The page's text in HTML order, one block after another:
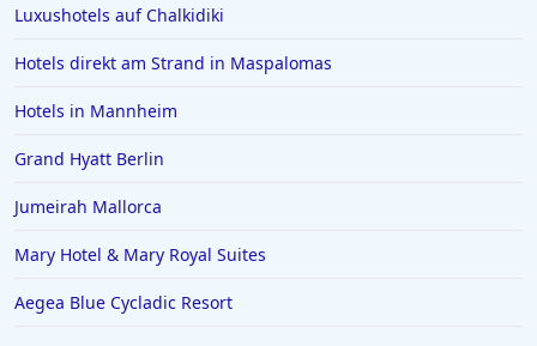
Hotels auf Ibiza
Hotels in Stralsund
Hotels in Warendorf
Hotels in Paderborn
Hotels in Hohenlohe
Luxushotels auf Chalkidiki
Hotels direkt am Strand in Maspalomas
Hotels in Mannheim
Grand Hyatt Berlin
Jumeirah Mallorca
Mary Hotel & Mary Royal Suites
Aegea Blue Cycladic Resort